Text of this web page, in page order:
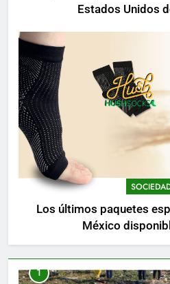
Estados Unidos
Los últimos paquetes
México
1